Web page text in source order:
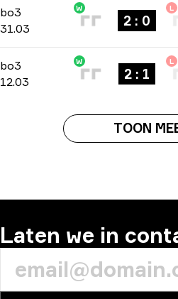
bo3 -bo3
31.03
W
2 : 0
L
bo3 -bo3
12.03
W
2 : 1
L
TOON
Laten we in